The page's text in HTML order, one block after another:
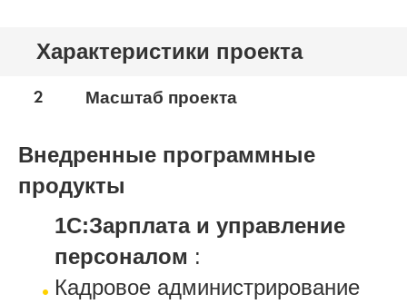
Характеристики проекта
2 Масштаб проекта
Внедренные программные
продукты
1С:Зарплата и управление
персоналом :
Кадровое администрирование